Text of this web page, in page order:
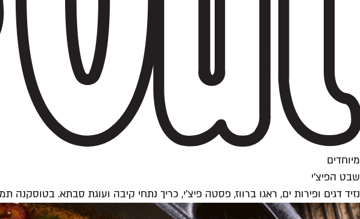
מיוחדים
שבט הפיצ'י
נזיד דגים ופירות ים, ראגו ברווז, פסטה פיצ'י, כריך נתחי קיבה ועוגת סבתא.